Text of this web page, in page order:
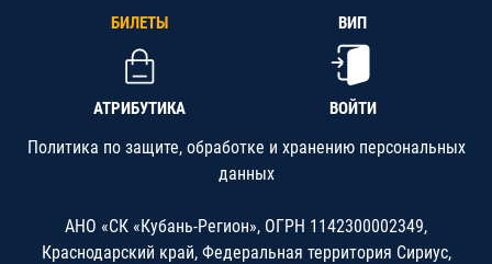
БИЛЕТЫ ВИП
АТРИБУТИКА ВОЙТИ
Политика по защите, обработке и хранению персональных
данных
АНО «СК «Кубань-Регион», ОГРН 1142300002349,
Краснодарский край, Федеральная территория Сириус,